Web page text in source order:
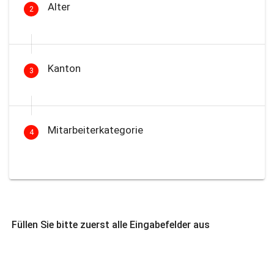
2 Alter
3 Kanton
4 Mitarbeiterkategorie
Füllen Sie bitte zuerst alle Eingabefelder aus